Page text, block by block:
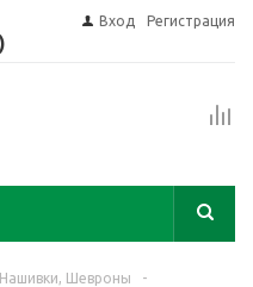
Вход Регистрация
Шевроны
-